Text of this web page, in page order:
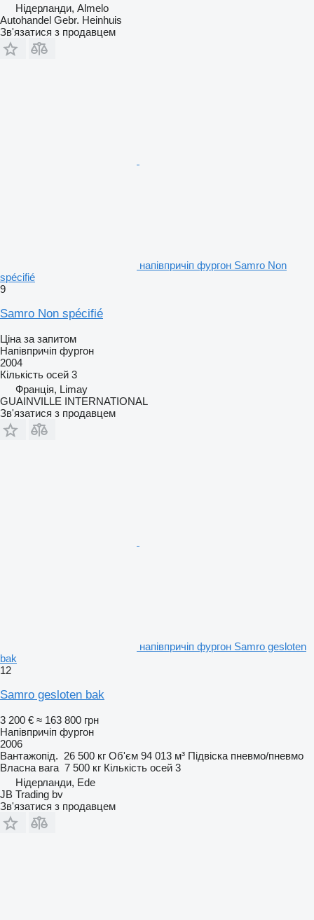
Нідерланди, Almelo
Autohandel Gebr. Heinhuis
Зв'язатися з продавцем
напівпричіп фургон Samro Non
spécifié
9
Samro Non spécifié
Ціна за запитом
Напівпричіп фургон
2004
Кількість осей 3
Франція, Limay
GUAINVILLE INTERNATIONAL
Зв'язатися з продавцем
напівпричіп фургон Samro gesloten
bak
12
Samro gesloten bak
3 200 € ≈ 163 800 грн
Напівпричіп фургон
2006
Вантажопід. 26 500 кг Об'єм 94 013 м³ Підвіска пневмо/пневмо
Власна вага 7 500 кг Кількість осей 3
Нідерланди, Ede
JB Trading bv
Зв'язатися з продавцем